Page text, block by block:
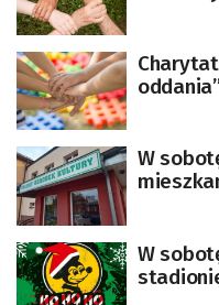
W
W